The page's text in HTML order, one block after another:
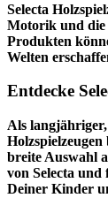
Selecta
Motorik und die
Produkten
Welten
Entdecke
Als
Holzspielzeugen
breite Auswahl
von Selecta
Deiner Kinder